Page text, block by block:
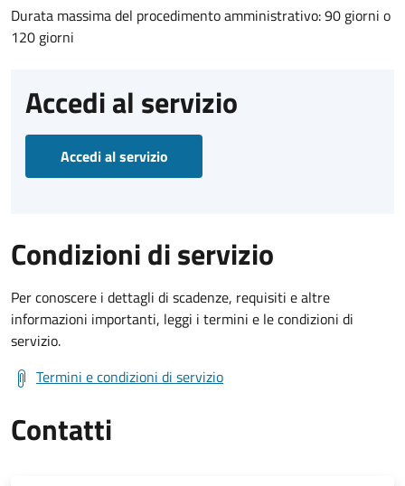
Durata massima del procedimento amministrativo: 90 giorni o
120 giorni
Accedi al servizio
Accedi al servizio
Condizioni di servizio
Per conoscere i dettagli di scadenze, requisiti e altre
informazioni importanti, leggi i termini e le condizioni di
servizio.
Termini e condizioni di servizio
Contatti